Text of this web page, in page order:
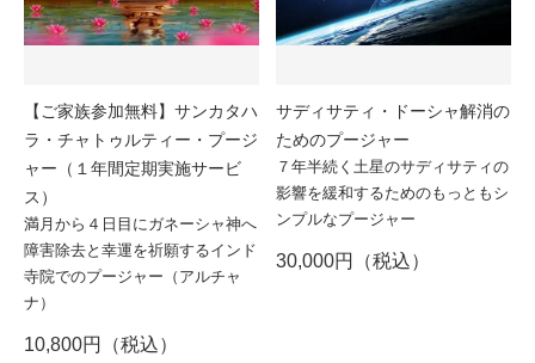
【ご家族参加無料】サンカタハ
ラ・チャトゥルティー・プージ
ャー（１年間定期実施サービ
ス）
満月から４日目にガネーシャ神へ
障害除去と幸運を祈願するインド
寺院でのプージャー（アルチャ
ナ）
10,800円（税込）
サディサティ・ドーシャ解消の
ためのプージャー
７年半続く土星のサディサティの
影響を緩和するためのもっともシ
ンプルなプージャー
30,000円（税込）